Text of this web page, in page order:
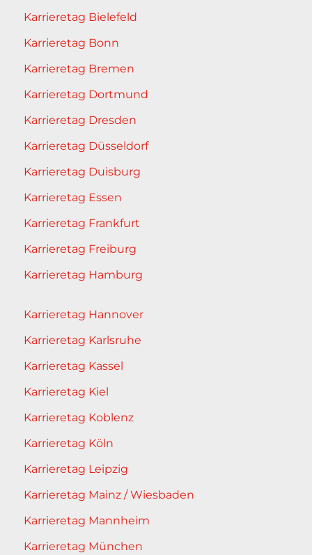
Karrieretag Bielefeld
Karrieretag Bonn
Karrieretag Bremen
Karrieretag Dortmund
Karrieretag Dresden
Karrieretag Düsseldorf
Karrieretag Duisburg
Karrieretag Essen
Karrieretag Frankfurt
Karrieretag Freiburg
Karrieretag Hamburg
Karrieretag Hannover
Karrieretag Karlsruhe
Karrieretag Kassel
Karrieretag Kiel
Karrieretag Koblenz
Karrieretag Köln
Karrieretag Leipzig
Karrieretag Mainz / Wiesbaden
Karrieretag Mannheim
Karrieretag München